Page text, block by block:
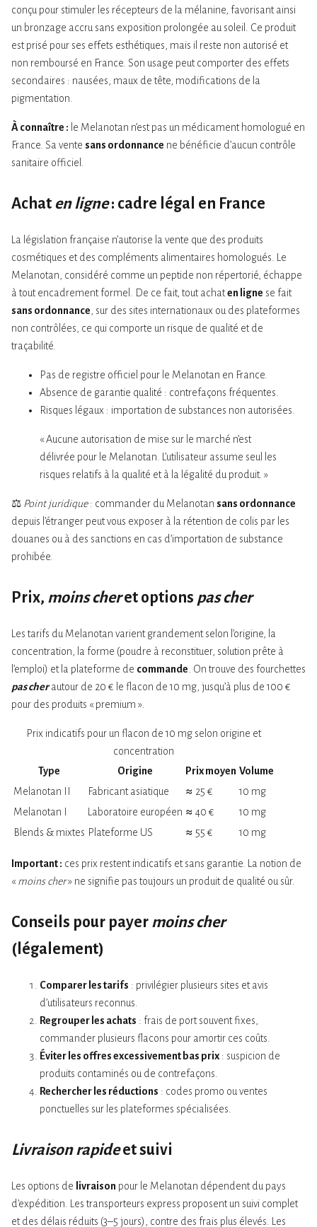
conçu pour stimuler les récepteurs de la mélanine, favorisant ainsi
un bronzage accru sans exposition prolongée au soleil. Ce produit
est prisé pour ses effets esthétiques, mais il reste non autorisé et
non remboursé en France. Son usage peut comporter des effets
secondaires : nausées, maux de tête, modifications de la
pigmentation.
À connaître : le Melanotan n’est pas un médicament homologué en
France. Sa vente sans ordonnance ne bénéficie d’aucun contrôle
sanitaire officiel.
Achat en ligne: cadre légal en France
La législation française n’autorise la vente que des produits
cosmétiques et des compléments alimentaires homologués. Le
Melanotan, considéré comme un peptide non répertorié, échappe
à tout encadrement formel. De ce fait, tout achaten ligne se fait
sans ordonnance , sur des sites internationaux ou des plateformes
non contrôlées, ce qui comporte un risque de qualité et de
traçabilité.
Pas de registre officiel pour le Melanotan en France.
Absence de garantie qualité : contrefaçons fréquentes.
Risques légaux : importation de substances non autorisées.
« Aucune autorisation de mise sur le marché n’est
délivrée pour le Melanotan. L’utilisateur assume seul les
risques relatifs à la qualité et à la légalité du produit. »
⚖️ Point juridique: commander du Melanotan sans ordonnance
depuis l’étranger peut vous exposer à la rétention de colis par les
douanes ou à des sanctions en cas d’importation de substance
prohibée.
Prix, moins cheret options pas cher
Les tarifs du Melanotan varient grandement selon l’origine, la
concentration, la forme (poudre à reconstituer, solution prête à
l’emploi) et la plateforme de commande . On trouve des fourchettes
pas cherautour de 20 € le flacon de 10 mg, jusqu’à plus de 100 €
pour des produits « premium ».
Prix indicatifs pour un flacon de 10 mg selon origine et
concentration
Type
Origine Prix moyen Volume
Melanotan II
Fabricant asiatique ≈ 25 €
10 mg
Melanotan I
Laboratoire européen ≈ 40 €
10 mg
Blends & mixtes Plateforme US ≈ 55 € 10 mg
Important : ces prix restent indicatifs et sans garantie. La notion de
«moins cher» ne signifie pas toujours un produit de qualité ou sûr.
Conseils pour payer moins cher
(légalement)
Comparer les tarifs : privilégier plusieurs sites et avis
d’utilisateurs reconnus.
Regrouper les achats : frais de port souvent fixes,
commander plusieurs flacons pour amortir ces coûts.
Éviter les offres excessivement bas prix : suspicion de
produits contaminés ou de contrefaçons.
Rechercher les réductions : codes promo ou ventes
ponctuelles sur les plateformes spécialisées.
Livraison rapideet suivi
Les options de livraison pour le Melanotan dépendent du pays
d’expédition. Les transporteurs express proposent un suivi complet
et des délais réduits (3–5 jours), contre des frais plus élevés. Les